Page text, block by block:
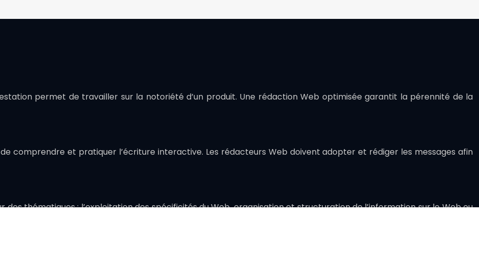
permet de travailler sur la notoriété d’un produit. Une rédaction Web optimisée garantit la pérennité de la
comprendre et pratiquer l’écriture interactive. Les rédacteurs Web doivent adopter et rédiger les messages afin
thématiques : l’exploitation des spécificités du Web, organisation et structuration de l’information sur le Web ou